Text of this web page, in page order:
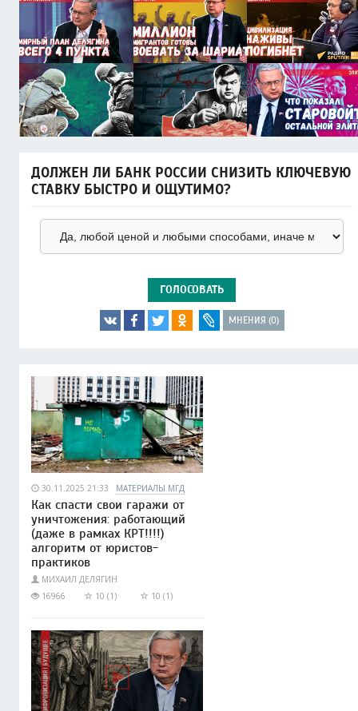
ДОЛЖЕН ЛИ БАНК РОССИИ СНИЗИТЬ КЛЮЧЕВУЮ
СТАВКУ БЫСТРО И ОЩУТИМО?
ГОЛОСОВАТЬ
МНЕНИЯ (0)
30.11.2025 21:33 МАТЕРИАЛЫ МГД
Как спасти свои гаражи от
уничтожения: работающий
(даже в рамках КРТ!!!!)
алгоритм от юристов-
практиков
МИХАИЛ ДЕЛЯГИН
16966
10 (1) 10 (1)